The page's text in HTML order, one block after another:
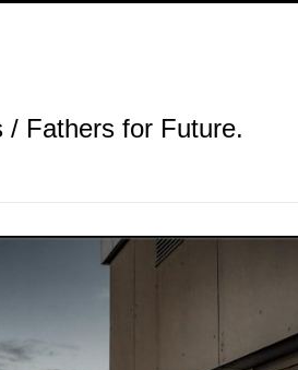
/ Fathers for Future.